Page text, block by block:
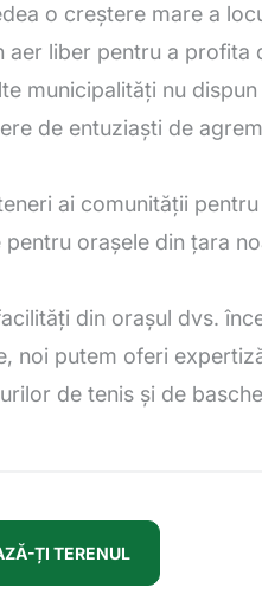
o creștere mare a
liber pentru a profita
municipalități nu
de entuziaști de
ai comunității
orașele din țara
din orașul dvs.
noi putem oferi
de tenis și de
ȚI TERENUL